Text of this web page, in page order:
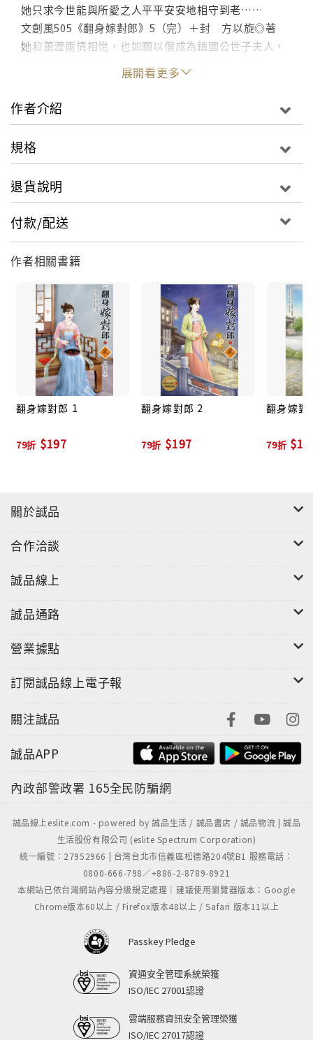
她只求今世能與所愛之人平平安安地相守到老……
文創風505《翻身嫁對郎》5（完）＋封 方以旋◎著
她和蕭瀝兩情相悅，也如願以償成為鎮國公世子夫人，
但嫁入高門大戶本就不是啥省心事，
內有不待見她的公婆，外有趕著來做妾的堂妹，
不過她可不是省油的燈，她的夫婿也是有手腕的好男
兒，
無奈有些劫數，縱然人千算萬算，終究是躲也躲不過，
力，
甩手一道聖旨，就要她的丈夫自裁謝罪，還抄了鎮國公
府……
歷經了生離死別後，她與夫婿看清了這不辨忠奸的世
道，
她只求能與所愛之人在這飄搖亂世中求得一份安穩，
為另謀這條出路，這份忠君愛國的赤子之心就得拋諸腦
後，
即使會遭世人不齒唾駡、遺臭萬年，她也甘之如飴……
展開看更多
作者介紹
規格
退貨說明
付款/配送
作者相關書籍
翻身嫁對郎 1
79折 $197
翻身嫁對郎 2
79折 $197
翻身嫁對
79折
關於誠品
合作洽談
誠品線上
誠品通路
營業據點
訂閱誠品線上電子報
關注誠品
誠品APP
內政部警政署 165全民防騙網
誠品線上eslite.com - powered by 誠品生活 / 誠品書店 / 誠品物流 | 誠品
生活股份有限公司 (eslite Spectrum Corporation)
統一編號：27952966 | 台灣台北市信義區松德路204號B1 服務電話：
0800-666-798／+886-2-8789-8921
本網站已依台灣網站內容分級規定處理｜建議使用瀏覽器版本：Google
Chrome版本60以上 / Firefox版本48以上 / Safari 版本11以上
Passkey Pledge
資通安全管理系統榮獲
ISO/IEC 27001認證
雲端服務資訊安全管理榮獲
ISO/IEC 27017認證